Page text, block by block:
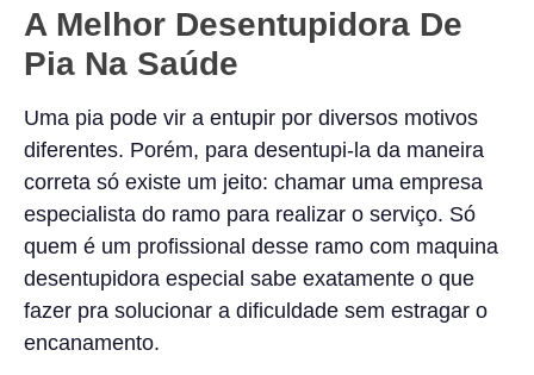
A Melhor Desentupidora De
Pia Na Saúde
Uma pia pode vir a entupir por diversos motivos
diferentes. Porém, para desentupi-la da maneira
correta só existe um jeito: chamar uma empresa
especialista do ramo para realizar o serviço. Só
quem é um profissional desse ramo com maquina
desentupidora especial sabe exatamente o que
fazer pra solucionar a dificuldade sem estragar o
encanamento.